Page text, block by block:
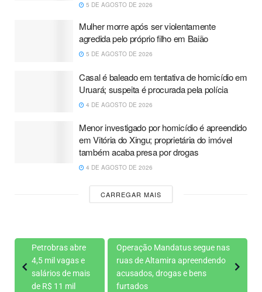
5 DE AGOSTO DE 2026
Mulher morre após ser violentamente
agredida pelo próprio filho em Baião
5 DE AGOSTO DE 2026
Casal é baleado em tentativa de homicídio em
Uruará; suspeita é procurada pela polícia
4 DE AGOSTO DE 2026
Menor investigado por homicídio é apreendido
em Vitória do Xingu; proprietária do imóvel
também acaba presa por drogas
4 DE AGOSTO DE 2026
CARREGAR MAIS
Petrobras abre
4,5 mil vagas e
salários de mais
de R$ 11 mil
Operação Mandatus segue nas
ruas de Altamira apreendendo
acusados, drogas e bens
furtados